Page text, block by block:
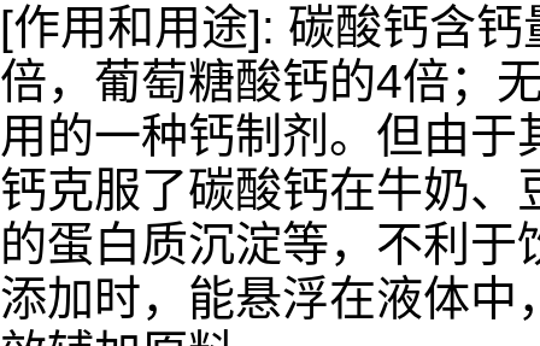
[作用和用途]: 碳酸钙含
倍，葡萄糖酸钙的4倍；
用的一种钙制剂。但由
钙克服了碳酸钙在牛奶、
的蛋白质沉淀等，不利
添加时，能悬浮在液体